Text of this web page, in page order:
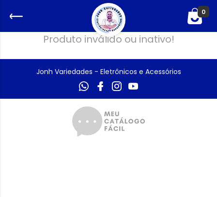
0
Produto inválido ou inativo!
Jonh Variedades - Eletrônicos e Acessórios